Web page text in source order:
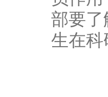
部要了
生在科